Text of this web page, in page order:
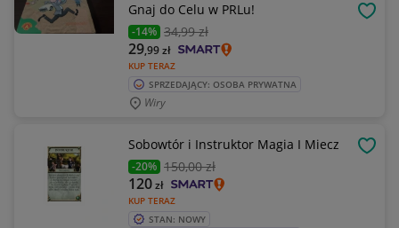
Gnaj do Celu w PRLu!
-14% 34,99 zł
KUP TERAZ
29,99zł
SPRZEDAJĄCY: OSOBA PRYWATNA
Wiry
Sobowtór i Instruktor Magia I Miecz
-20% 150,00 zł
KUP TERAZ
120zł
STAN: NOWY